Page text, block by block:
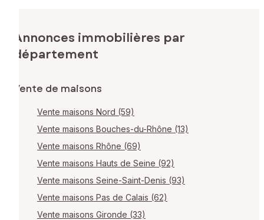
Annonces immobilières par
département
Vente de maisons
Vente maisons Nord (59)
Vente maisons Bouches-du-Rhône (13)
Vente maisons Rhône (69)
Vente maisons Hauts de Seine (92)
Vente maisons Seine-Saint-Denis (93)
Vente maisons Pas de Calais (62)
Vente maisons Gironde (33)